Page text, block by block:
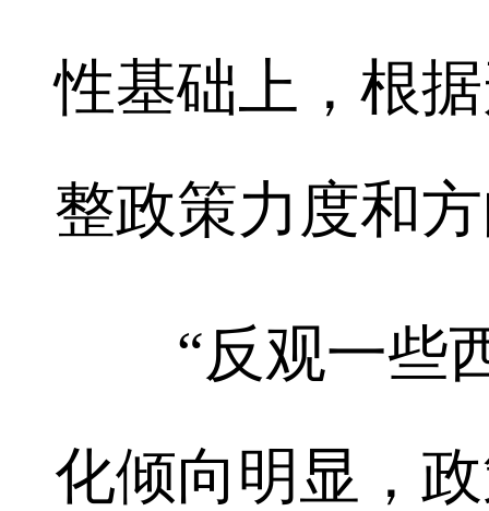
性基础上，根
整政策力度和
“反观一些西
化倾向明显，